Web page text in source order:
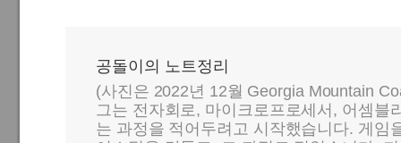
공돌이의 노트정리
(사진은 2022년 12월 Georgia Mountain
그는 전자회로, 마이크로프로세서, 어셈블
는 과정을 적어두려고 시작했습니다. 게임